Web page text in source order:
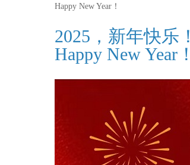
2025，新年快乐！
Happy New Year！
Happy New Year！